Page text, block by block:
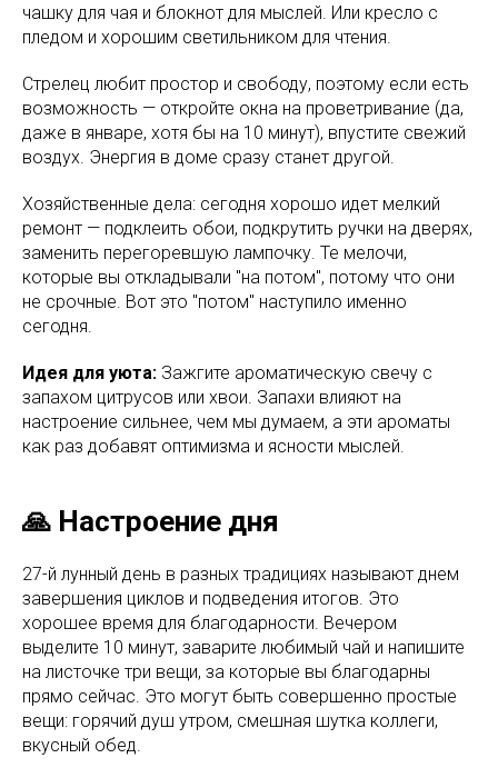
чашку для чая и блокнот для мыслей. Или кресло с
пледом и хорошим светильником для чтения.
Стрелец любит простор и свободу, поэтому если есть
возможность — откройте окна на проветривание (да,
даже в январе, хотя бы на 10 минут), впустите свежий
воздух. Энергия в доме сразу станет другой.
Хозяйственные дела: сегодня хорошо идет мелкий
ремонт — подклеить обои, подкрутить ручки на дверях,
заменить перегоревшую лампочку. Те мелочи,
которые вы откладывали "на потом", потому что они
не срочные. Вот это "потом" наступило именно
сегодня.
Идея для уюта: Зажгите ароматическую свечу с
запахом цитрусов или хвои. Запахи влияют на
настроение сильнее, чем мы думаем, а эти ароматы
как раз добавят оптимизма и ясности мыслей.
🙏 Настроение дня
27-й лунный день в разных традициях называют днем
завершения циклов и подведения итогов. Это
хорошее время для благодарности. Вечером
выделите 10 минут, заварите любимый чай и напишите
на листочке три вещи, за которые вы благодарны
прямо сейчас. Это могут быть совершенно простые
вещи: горячий душ утром, смешная шутка коллеги,
вкусный обед.